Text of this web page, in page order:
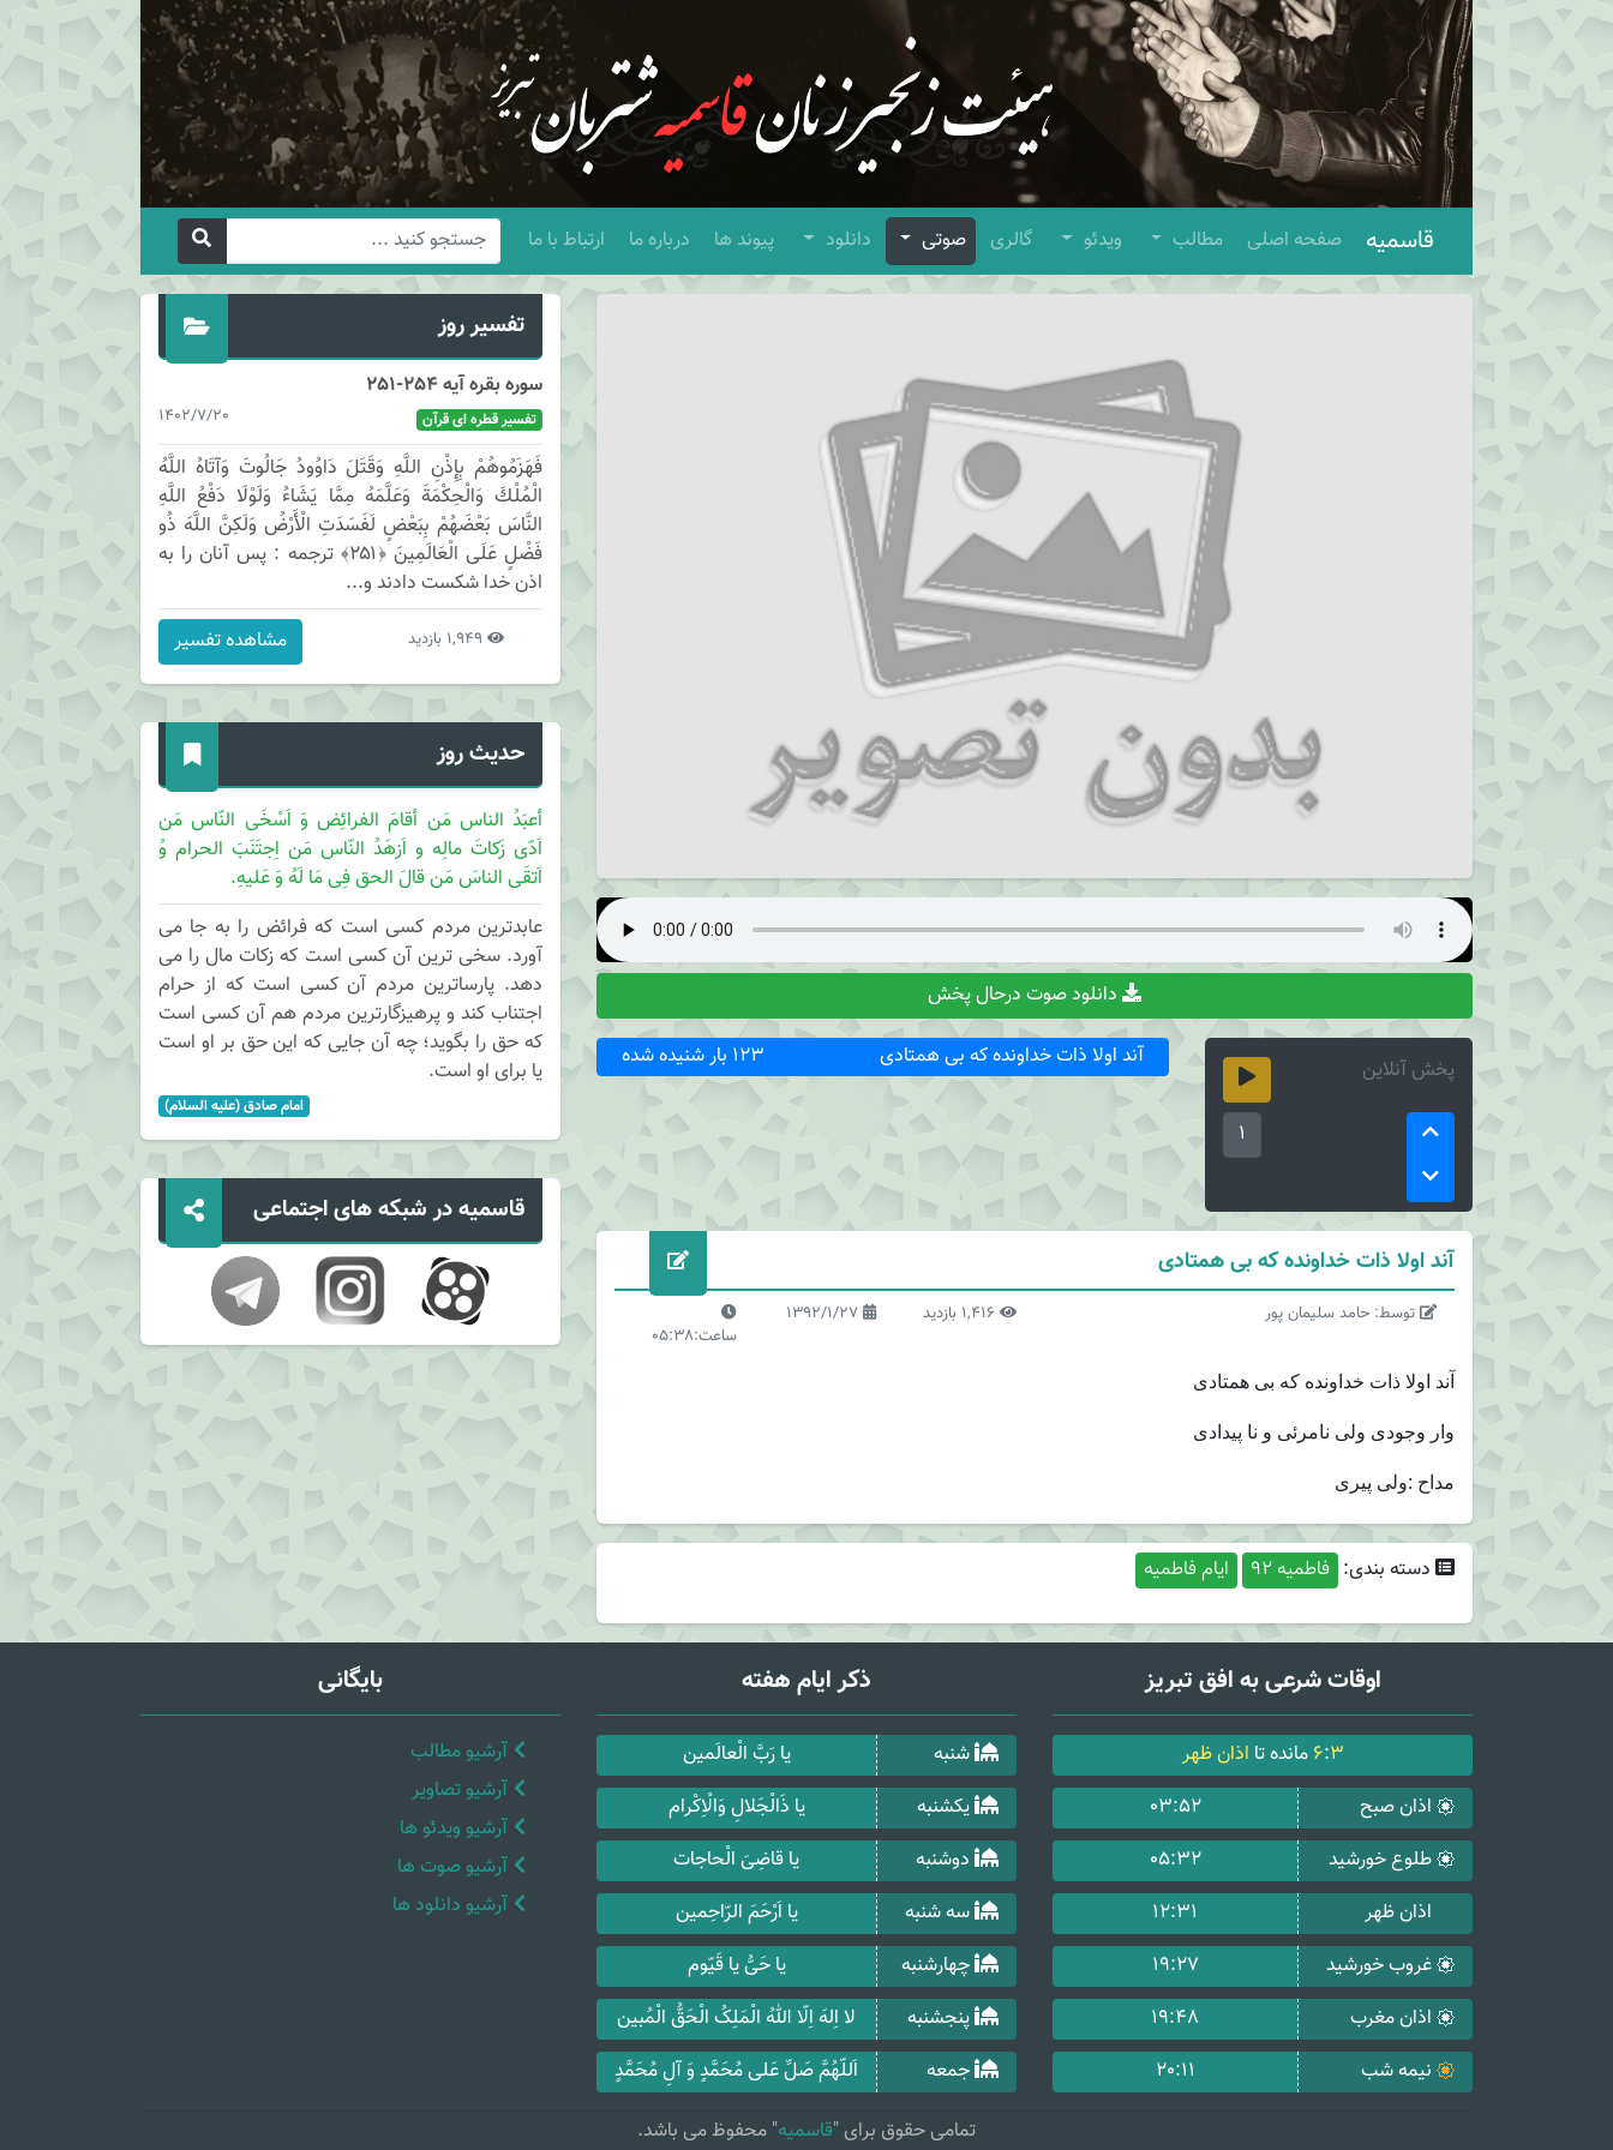
قاسمیه صفحه اصلی مطالب ویدئو گالری صوتی دانلود پیوند ها درباره ما ارتباط با ما
دانلود صوت درحال پخش
پخش آنلاین
1
آند اولا ذات خداونده که بی همتادی 123 بار شنیده شده
آند اولا ذات خداونده که بی همتادی
توسط: حامد سلیمان پور
1392/1/27
ساعت:05:38
آند اولا ذات خداونده که بی همتادی
وار وجودی ولی نامرئی و نا پیدادی
مداح :‌ولی پیری
دسته بندی: فاطمیه 92 ایام فاطمیه
تفسیر روز
سوره بقره آیه 254-251
1402/7/20 تفسیر قطره ای قرآن
فَهَزَمُوهُمْ بِإِذْنِ اللَّهِ وَقَتَلَ دَاوُودُ جَالُوتَ وَآتَاهُ اللَّهُ
الْمُلْكَ وَالْحِكْمَةَ وَعَلَّمَهُ مِمَّا يَشَاءُ وَلَوْلَا دَفْعُ اللَّهِ
النَّاسَ بَعْضَهُمْ بِبَعْضٍ لَفَسَدَتِ الْأَرْضُ وَلَكِنَّ اللَّهَ ذُو
فَضْلٍ عَلَى الْعَالَمِينَ ﴿۲۵۱﴾ ترجمه : پس آنان را به
اذن خدا شكست دادند و...
مشاهده تفسیر
حدیث روز
أعبَدُ الناس مَن أقامَ الفرائِض وَ اَسْخَی النّاس مَن
اَدّی زَکاتَ مالِه و اَزهَدُ النّاس مَن اِجتَنَبَ الحرام وُ
اَتقَی الناسَ مَن قالَ الحق فِی مَا لَهُ وَ عَلیهِ.
عابدترین مردم کسی است که فرائض را به جا می
آورد. سخی ترین آن کسی است که زکات مال را می
دهد. پارساترین مردم آن کسی است که از حرام
اجتناب کند و پرهیزگارترین مردم هم آن کسی است
که حق را بگوید؛ چه آن جایی که این حق بر او است
یا برای او است.
امام صادق (علیه السلام)
قاسمیه در شبکه های اجتماعی
اوقات شرعی به افق تبریز
6:3 مانده تا اذان ظهر
اذان صبح
03:52
طلوع خورشید
05:32
اذان ظهر
12:31
غروب خورشید
19:27
اذان مغرب
19:48
نیمه شب
20:11
ذکر ایام هفته
شنبه
یا رَبَّ الْعالَمین
یکشنبه
یا ذَالْجَلالِ وَالْاِکْرام
دوشنبه
یا قاضِیَ الْحاجات
سه شنبه
یا اَرْحَمَ الرّاحِمین
چهارشنبه
یا حَیُّ یا قَیّوم
پنجشنبه
لا اِلهَ اِلّا اللهُ الْمَلِکُ الْحَقُّ الْمُبین
جمعه
اَللّهُمَّ صَلِّ عَلی مُحَمَّدٍ وَ آلِ مُحَمَّدٍ
بایگانی
آرشیو مطالب
آرشیو تصاویر
آرشیو ویدئو ها
آرشیو صوت ها
آرشیو دانلود ها
تمامی حقوق برای "قاسمیه" محفوظ می باشد.